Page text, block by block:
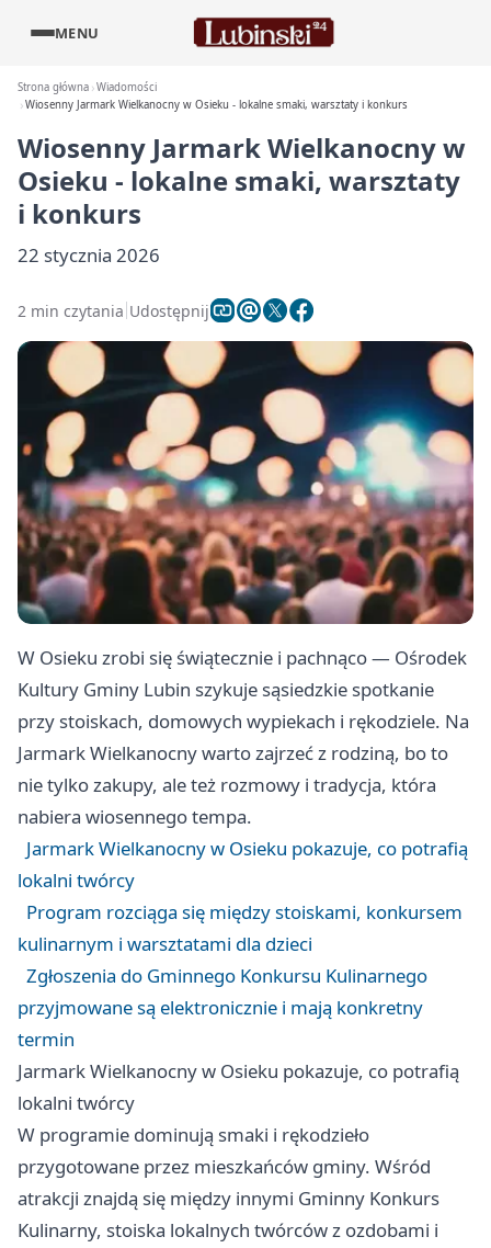
MENU
Strona główna Wiadomości
Wiosenny Jarmark Wielkanocny w Osieku - lokalne smaki, warsztaty i konkurs
Wiosenny Jarmark Wielkanocny w
Osieku - lokalne smaki, warsztaty
i konkurs
22 stycznia 2026
2 min czytania Udostępnij
W Osieku zrobi się świątecznie i pachnąco — Ośrodek
Kultury Gminy Lubin szykuje sąsiedzkie spotkanie
przy stoiskach, domowych wypiekach i rękodziele. Na
Jarmark Wielkanocny warto zajrzeć z rodziną, bo to
nie tylko zakupy, ale też rozmowy i tradycja, która
nabiera wiosennego tempa.
Jarmark Wielkanocny w Osieku pokazuje, co potrafią
lokalni twórcy
Program rozciąga się między stoiskami, konkursem
kulinarnym i warsztatami dla dzieci
Zgłoszenia do Gminnego Konkursu Kulinarnego
przyjmowane są elektronicznie i mają konkretny
termin
Jarmark Wielkanocny w Osieku pokazuje, co potrafią
lokalni twórcy
W programie dominują smaki i rękodzieło
przygotowane przez mieszkańców gminy. Wśród
atrakcji znajdą się między innymi Gminny Konkurs
Kulinarny, stoiska lokalnych twórców z ozdobami i